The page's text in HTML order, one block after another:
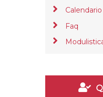
Faq